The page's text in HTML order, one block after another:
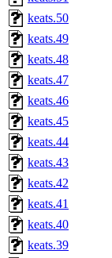
keats.50
keats.49
keats.48
keats.47
keats.46
keats.45
keats.44
keats.43
keats.42
keats.41
keats.40
keats.39